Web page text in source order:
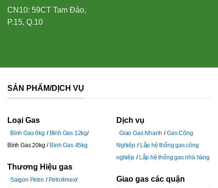
CN10: 59CT Tam Đảo,
P.15, Q.10
SẢN PHẨM/DỊCH VỤ
Loại Gas
Bình Gas 6kg
Bình Gas 12kg
Bình Gas 20kg
Bình Gas 45kg
Thương Hiệu gas
Saigon Petro
Petrolimex
Dịch vụ
Giao Gas Nhanh
Gas Công
Nghiệp
Lắp hệ thống gas công
nghiệp
Lắp hệ thống gas nhà hàng
Giao gas các quận